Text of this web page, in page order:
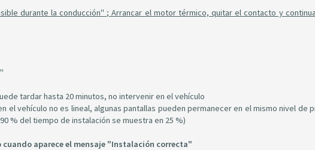
durante la conducción" ; Arrancar el motor térmico, quitar el contacto y
tardar hasta 20 minutos, no intervenir en el vehículo
el vehículo no es lineal, algunas pantallas pueden permanecer en el mismo nivel de
% del tiempo de instalación se muestra en 25 %)
aparece el mensaje "Instalación correcta"